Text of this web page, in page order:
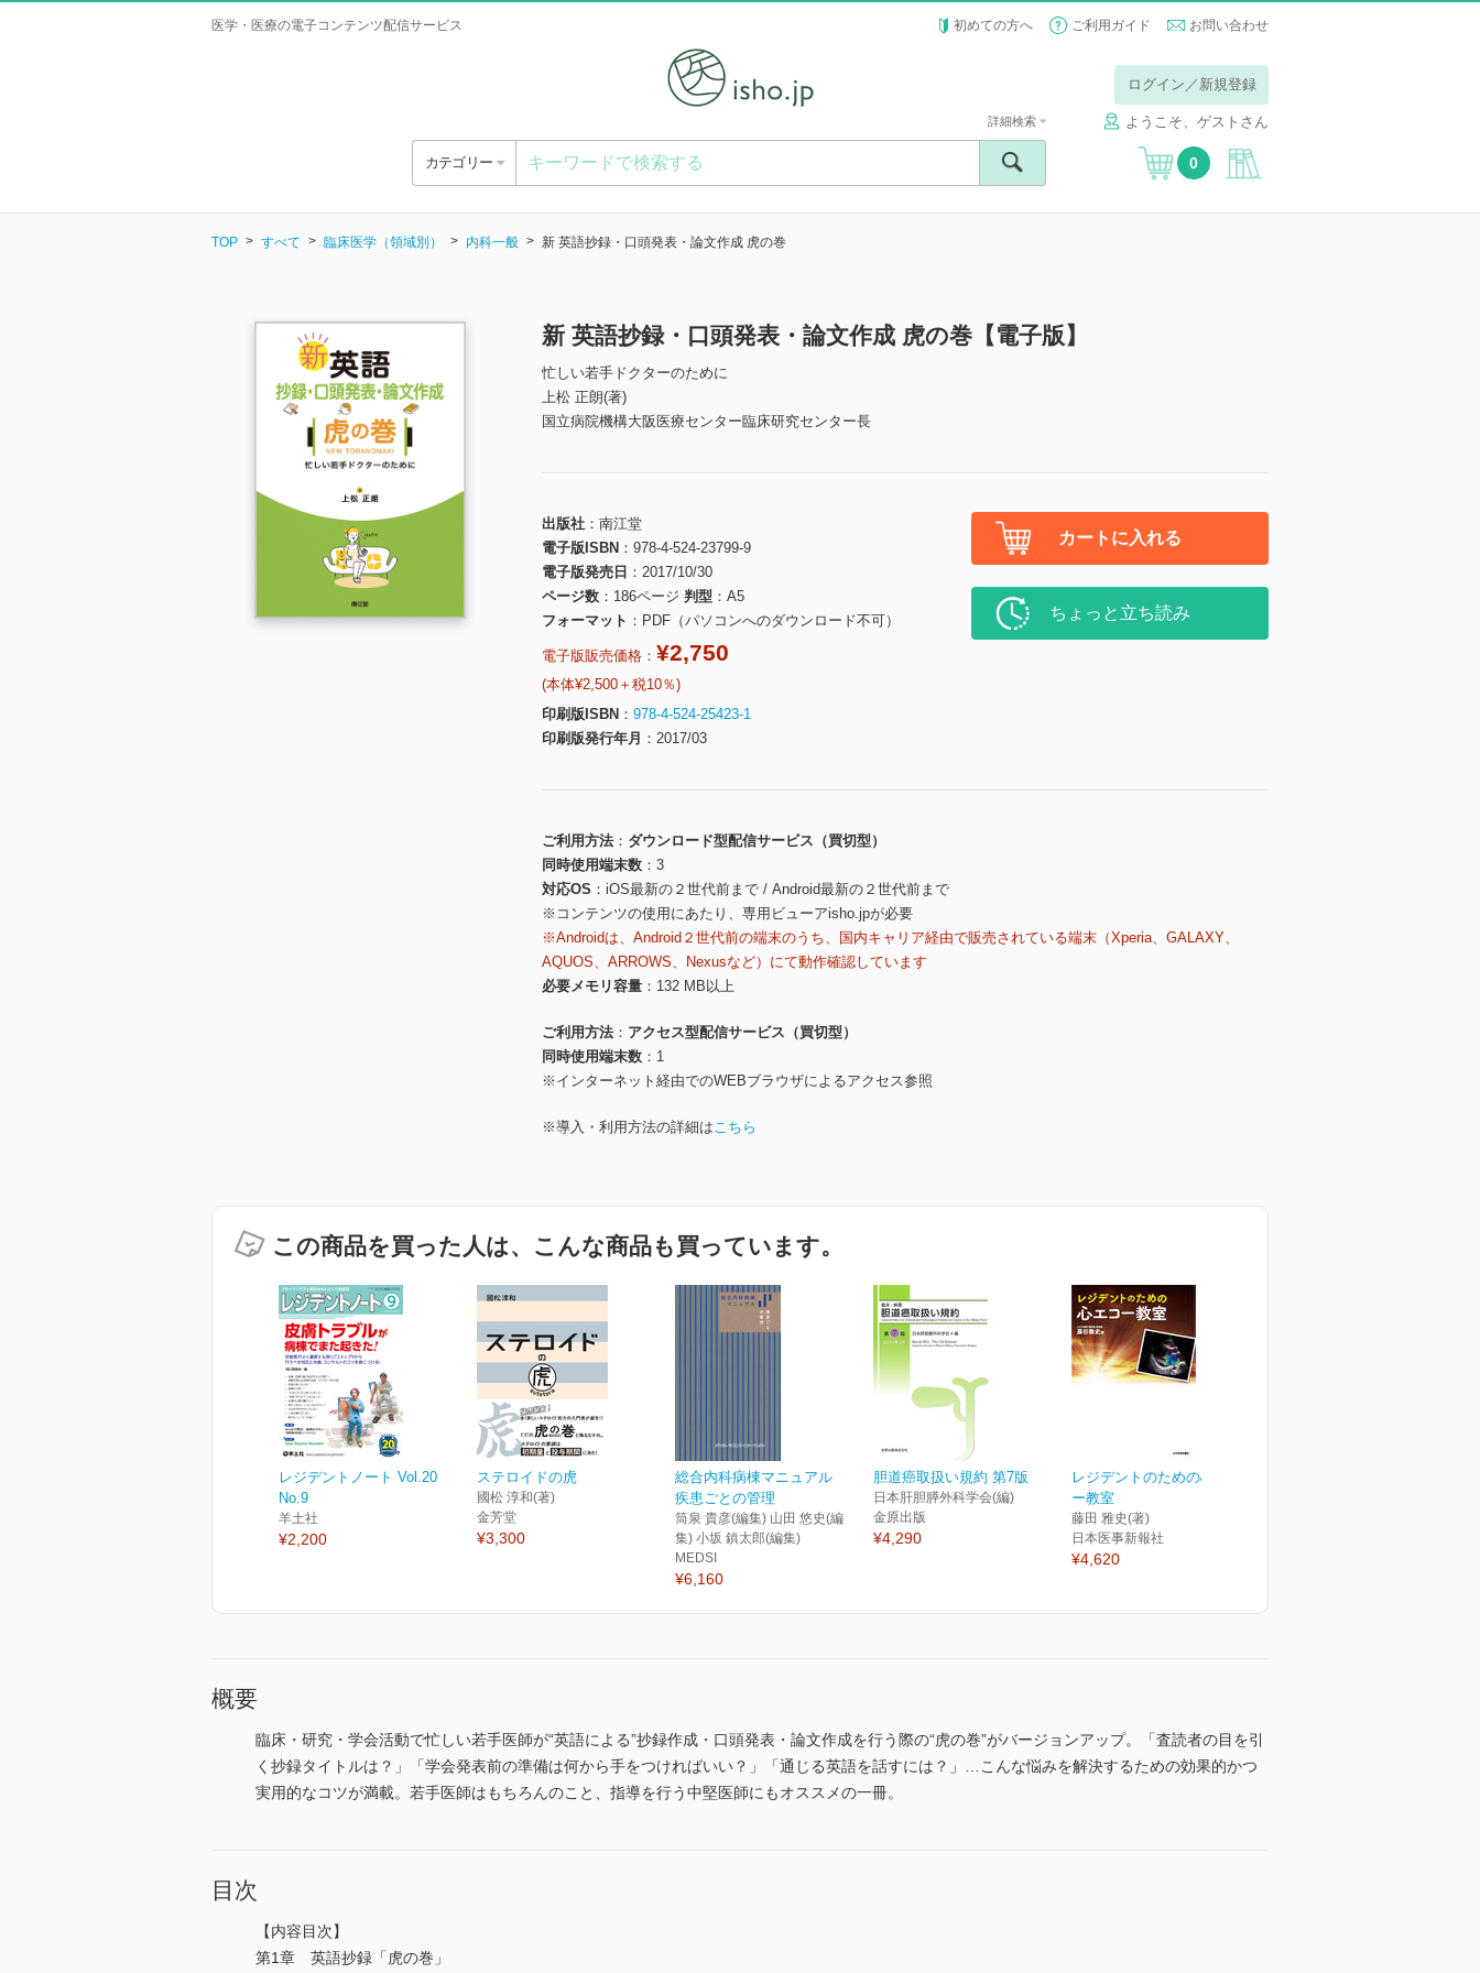
医学・医療の電子コンテンツ配信サービス 初めての方へ ご利用ガイド お問い合わせ
ログイン／新規登録
ようこそ、ゲストさん
カテゴリー
詳細検索
0
TOP すべて 臨床医学（領域別） 内科一般 新 英語抄録・口頭発表・論文作成 虎の巻
新 英語抄録・口頭発表・論文作成 虎の巻【電子版】
忙しい若手ドクターのために
上松 正朗(著)
国立病院機構大阪医療センター臨床研究センター長
出版社
南江堂
電子版ISBN
978-4-524-23799-9
電子版発売日
2017/10/30
ページ数
186ページ 判型
A5
フォーマット
PDF（パソコンへのダウンロード不可）
電子版販売価格： ¥2,750
(本体¥2,500＋税10％)
印刷版ISBN
978-4-524-25423-1
印刷版発行年月
2017/03
カートに入れる
ちょっと立ち読み
ご利用方法
ダウンロード型配信サービス（買切型）
同時使用端末数
3
対応OS
iOS最新の２世代前まで / Android最新の２世代前まで
※コンテンツの使用にあたり、専用ビューアisho.jpが必要
※Androidは、Android２世代前の端末のうち、国内キャリア経由で販売されている端末（Xperia、GALAXY、
AQUOS、ARROWS、Nexusなど）にて動作確認しています
必要メモリ容量
132 MB以上
ご利用方法
アクセス型配信サービス（買切型）
同時使用端末数
1
※インターネット経由でのWEBブラウザによるアクセス参照
※導入・利用方法の詳細はこちら
この商品を買った人は、こんな商品も買っています。
レジデントノート Vol.20
No.9
羊土社
¥2,200
ステロイドの虎
國松 淳和(著)
金芳堂
¥3,300
総合内科病棟マニュアル
疾患ごとの管理
筒泉 貴彦(編集) 山田 悠史(編
集) 小坂 鎮太郎(編集)
MEDSI
¥6,160
胆道癌取扱い規約 第7版
日本肝胆膵外科学会(編)
金原出版
¥4,290
レジデントのための心エコ
ー教室
藤田 雅史(著)
日本医事新報社
¥4,620
概要
臨床・研究・学会活動で忙しい若手医師が“英語による”抄録作成・口頭発表・論文作成を行う際の“虎の巻”がバージョンアップ。「査読者の目を引
く抄録タイトルは？」「学会発表前の準備は何から手をつければいい？」「通じる英語を話すには？」…こんな悩みを解決するための効果的かつ
実用的なコツが満載。若手医師はもちろんのこと、指導を行う中堅医師にもオススメの一冊。
目次
【内容目次】
第1章 英語抄録「虎の巻」